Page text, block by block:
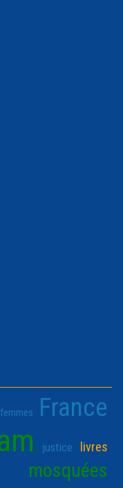
femmes France
justice livres
mosquées